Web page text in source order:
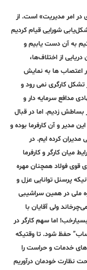
در امر مدیریت» است. از
شورایی قیام کردیم
به آن دست یابیم و
از اختلاف‌ها،
اعتصاب ها به نمایش
تشکل کارگری نمی رود و
مدافع سرمایه دار و
زدیم. اما در قبال
مدیر و آن کارفرما بوده و
مدیران کرده ایم. در
میان کارگر و کارفرما
قوی فولاد همچنان مهره
پرسنل توانایی عزل و
ملی در همین سراشیبی
ولی آقایان با
اما سهم کارگر در
حفظ شود. تا وقتیکه
خدمات و حراست را
نظارت خودمان درآوریم